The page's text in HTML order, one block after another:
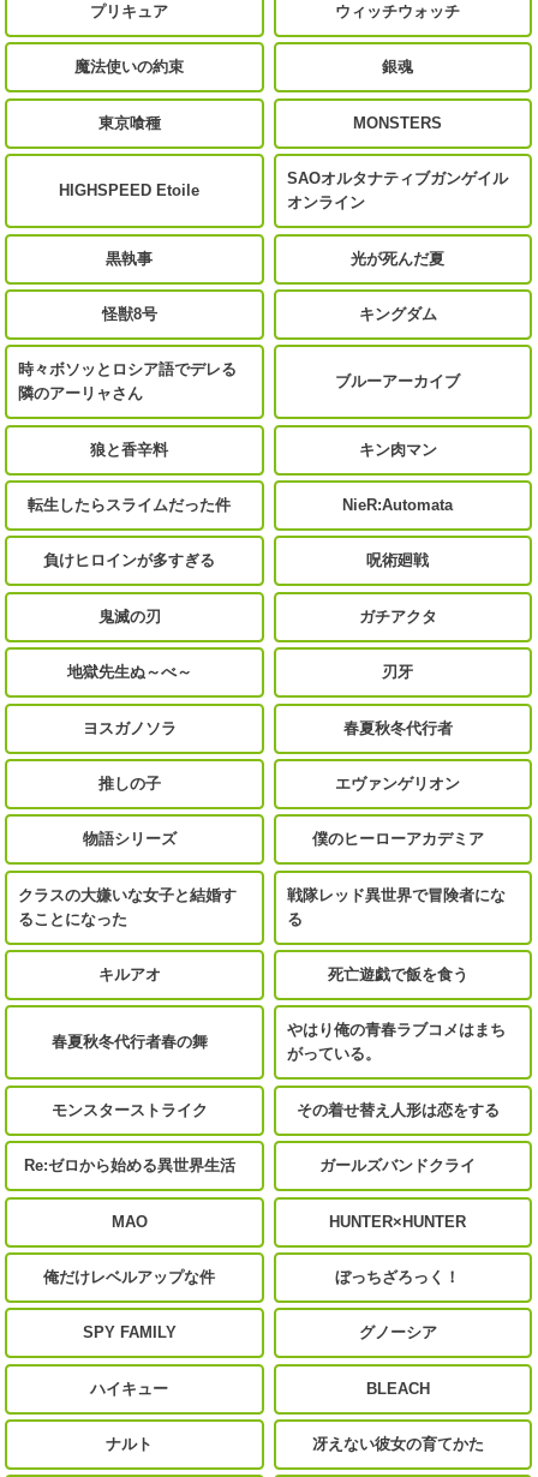
プリキュア ウィッチウォッチ
魔法使いの約束 銀魂
東京喰種 MONSTERS
HIGHSPEED Etoile
SAOオルタナティブガンゲイル
オンライン
黒執事 光が死んだ夏
怪獣8号 キングダム
時々ボソッとロシア語でデレる
隣のアーリャさん
ブルーアーカイブ
狼と香辛料 キン肉マン
転生したらスライムだった件 NieR:Automata
負けヒロインが多すぎる 呪術廻戦
鬼滅の刃 ガチアクタ
地獄先生ぬ～べ～ 刃牙
ヨスガノソラ 春夏秋冬代行者
推しの子 エヴァンゲリオン
物語シリーズ 僕のヒーローアカデミア
クラスの大嫌いな女子と結婚す
ることになった
戦隊レッド異世界で冒険者にな
る
キルアオ 死亡遊戯で飯を食う
春夏秋冬代行者春の舞
やはり俺の青春ラブコメはまち
がっている。
モンスターストライク その着せ替え人形は恋をする
Re:ゼロから始める異世界生活 ガールズバンドクライ
MAO HUNTER×HUNTER
俺だけレベルアップな件 ぼっちざろっく！
SPY FAMILY グノーシア
ハイキュー BLEACH
ナルト 冴えない彼女の育てかた